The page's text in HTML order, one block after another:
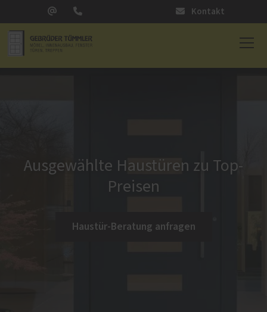
Kontakt
Ausgewählte Haustüren zu Top-
Preisen
Haustür-Beratung anfragen